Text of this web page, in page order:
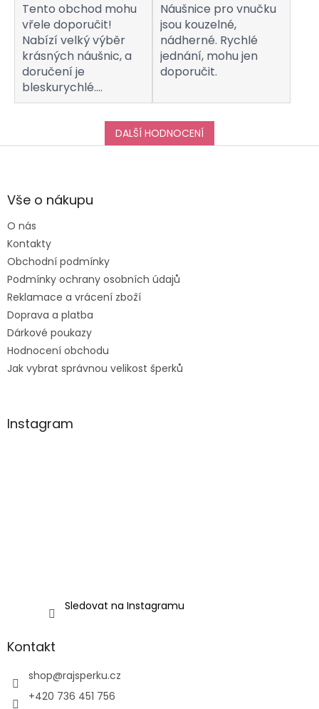
Tento obchod mohu
vřele doporučit!
Nabízí velký výběr
krásných náušnic, a
doručení je
bleskurychlé.
Komunikaci s
obchodem hodnotím
taktéž na jedničku!
Děkuji za vše, a určitě
Náušnice pro vnučku
jsou kouzelné,
nádherné. Rychlé
jednání, mohu jen
doporučit.
DALŠÍ HODNOCENÍ
Z
aVše o nákupu
O nás
Kontakty
Obchodní podmínky
Podmínky ochrany osobních údajů
Reklamace a vrácení zboží
Doprava a platba
Dárkové poukazy
Hodnocení obchodu
Jak vybrat správnou velikost šperků
Instagram
Sledovat na Instagramu
Kontakt
shop@rajsperku.cz
+420 736 451 756